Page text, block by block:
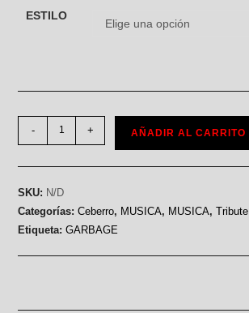
ESTILO
Elige una opción
- + AÑADIR AL CARRITO
SKU: N/D
Categorías:Ceberro, MUSICA, MUSICA,Tribute
Etiqueta:GARBAGE